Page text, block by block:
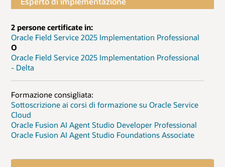
2 persone certificate in:
Oracle Field Service 2025 Implementation Professional
O
Oracle Field Service 2025 Implementation Professional
- Delta
Formazione consigliata:
Sottoscrizione ai corsi di formazione su Oracle Service
Cloud
Oracle Fusion AI Agent Studio Developer Professional
Oracle Fusion AI Agent Studio Foundations Associate